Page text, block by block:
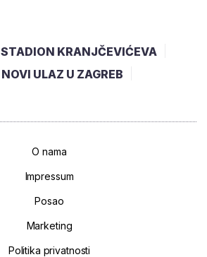
STADION KRANJČEVIĆEVA
NOVI ULAZ U ZAGREB
O nama
Impressum
Posao
Marketing
Politika privatnosti